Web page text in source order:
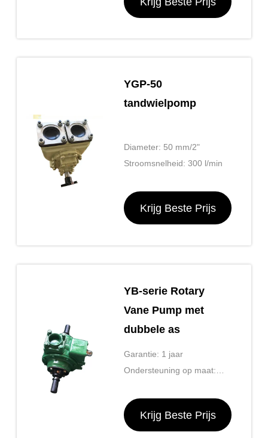
YGP-50
tandwielpomp
Diameter: 50 mm/2"
Stroomsnelheid: 300 l/min
Krijg Beste Prijs
YB-serie Rotary
Vane Pump met
dubbele as
Garantie: 1 jaar
Ondersteuning op maat:
Krijg Beste Prijs